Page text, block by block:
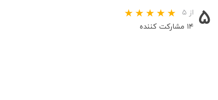
۵ از ۵
۱۴ مشارکت کننده